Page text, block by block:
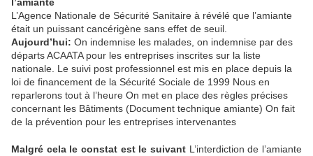
L’Agence Nationale de Sécurité Sanitaire à révélé que l’amiante
était un puissant cancérigène sans effet de seuil.
Aujourd’hui: On indemnise les malades, on indemnise par des
départs ACAATA pour les entreprises inscrites sur la liste
nationale. Le suivi post professionnel est mis en place depuis la
loi de financement de la Sécurité Sociale de 1999 Nous en
reparlerons tout à l’heure On met en place des règles précises
concernant les Bâtiments (Document technique amiante) On fait
de la prévention pour les entreprises intervenantes
Malgré cela le constat est le suivant L’interdiction de l’amiante